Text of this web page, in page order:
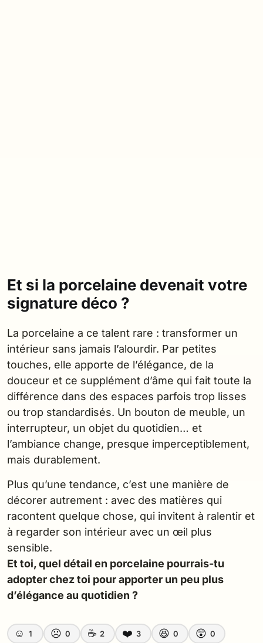
Et si la porcelaine devenait votre
signature déco ?
La porcelaine a ce talent rare : transformer un
intérieur sans jamais l’alourdir. Par petites
touches, elle apporte de l’élégance, de la
douceur et ce supplément d’âme qui fait toute la
différence dans des espaces parfois trop lisses
ou trop standardisés. Un bouton de meuble, un
interrupteur, un objet du quotidien… et
l’ambiance change, presque imperceptiblement,
mais durablement.
Plus qu’une tendance, c’est une manière de
décorer autrement : avec des matières qui
racontent quelque chose, qui invitent à ralentir et
à regarder son intérieur avec un œil plus
sensible.
Et toi, quel détail en porcelaine pourrais-tu
adopter chez toi pour apporter un peu plus
d’élégance au quotidien ?
☺️ 1 ☹️ 0 ☕ 2 ❤️ 3 😆 0 😲 0